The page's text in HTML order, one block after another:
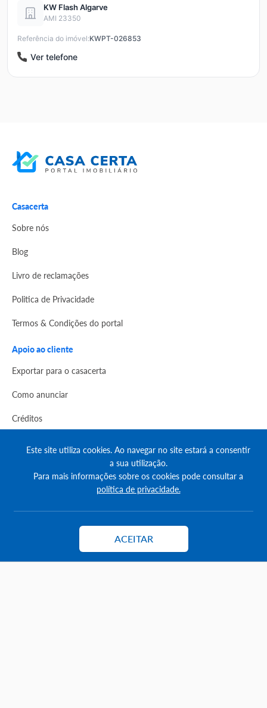
KW Flash Algarve
AMI 23350
Referência do imóvel:KWPT-026853
Ver telefone
Casacerta
Sobre nós
Blog
Livro de reclamações
Politica de Privacidade
Termos & Condições do portal
Apoio ao cliente
Exportar para o casacerta
Como anunciar
Créditos
Encontre um consultor
Este site utiliza cookies. Ao navegar no site estará a consentir
a sua utilização.
Para mais informações sobre os cookies pode consultar a
política de privacidade.
ACEITAR